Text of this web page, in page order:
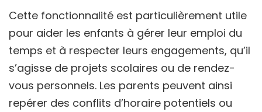
Cette fonctionnalité est particulièrement utile
pour aider les enfants à gérer leur emploi du
temps et à respecter leurs engagements, qu’il
s’agisse de projets scolaires ou de rendez-
vous personnels. Les parents peuvent ainsi
repérer des conflits d’horaire potentiels ou